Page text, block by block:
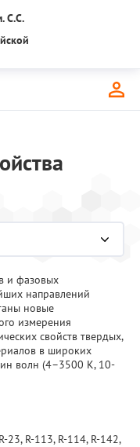
С.С.
и фазовых
направлений
новые
измерения
свойств твердых,
в широких
волн (4–3500 К, 10-
23, R-113, R-114, R-142,